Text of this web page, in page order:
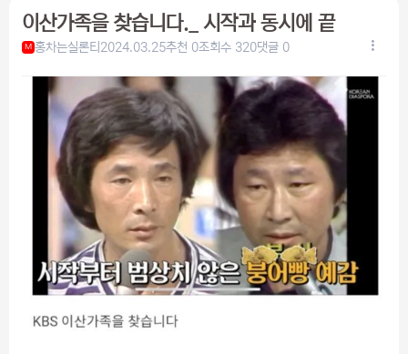
이산가족을 찾습니다._ 시작과 동시에 끝
M 홍차는실론티 2024.03.25추천 0조회수 320댓글 0